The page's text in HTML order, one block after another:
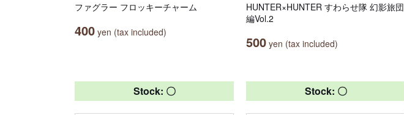
ファグラー フロッキーチャーム
400 yen (tax included)
HUNTER×HUNTER すわらせ隊 幻影旅団
編Vol.2
500 yen (tax included)
Stock: 〇 Stock: 〇